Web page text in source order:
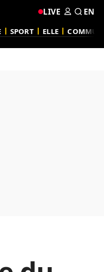
SPORT ELLE
LIVE EN